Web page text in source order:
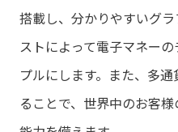
搭載し、分かりやすいグ
ストによって電子マネー
プルにします。また、多
ることで、世界中のお客